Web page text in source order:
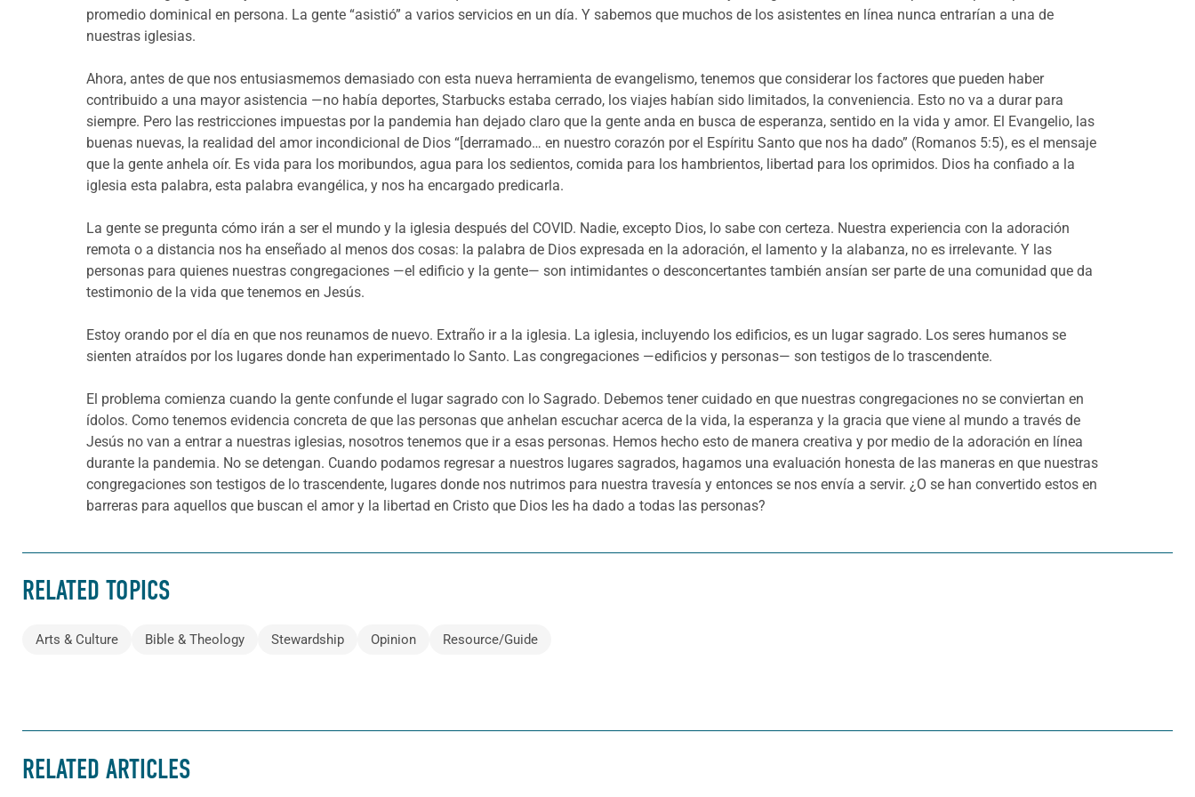
promedio dominical en persona. La gente “asistió” a varios servicios en un día. Y sabemos que muchos de los asistentes en línea nunca entrarían a una de
nuestras iglesias.
Ahora, antes de que nos entusiasmemos demasiado con esta nueva herramienta de evangelismo, tenemos que considerar los factores que pueden haber
contribuido a una mayor asistencia —no había deportes, Starbucks estaba cerrado, los viajes habían sido limitados, la conveniencia. Esto no va a durar para
siempre. Pero las restricciones impuestas por la pandemia han dejado claro que la gente anda en busca de esperanza, sentido en la vida y amor. El Evangelio, las
buenas nuevas, la realidad del amor incondicional de Dios “[derramado… en nuestro corazón por el Espíritu Santo que nos ha dado” (Romanos 5:5), es el mensaje
que la gente anhela oír. Es vida para los moribundos, agua para los sedientos, comida para los hambrientos, libertad para los oprimidos. Dios ha confiado a la
iglesia esta palabra, esta palabra evangélica, y nos ha encargado predicarla.
La gente se pregunta cómo irán a ser el mundo y la iglesia después del COVID. Nadie, excepto Dios, lo sabe con certeza. Nuestra experiencia con la adoración
remota o a distancia nos ha enseñado al menos dos cosas: la palabra de Dios expresada en la adoración, el lamento y la alabanza, no es irrelevante. Y las
personas para quienes nuestras congregaciones —el edificio y la gente— son intimidantes o desconcertantes también ansían ser parte de una comunidad que da
testimonio de la vida que tenemos en Jesús.
Estoy orando por el día en que nos reunamos de nuevo. Extraño ir a la iglesia. La iglesia, incluyendo los edificios, es un lugar sagrado. Los seres humanos se
sienten atraídos por los lugares donde han experimentado lo Santo. Las congregaciones —edificios y personas— son testigos de lo trascendente.
El problema comienza cuando la gente confunde el lugar sagrado con lo Sagrado. Debemos tener cuidado en que nuestras congregaciones no se conviertan en
ídolos. Como tenemos evidencia concreta de que las personas que anhelan escuchar acerca de la vida, la esperanza y la gracia que viene al mundo a través de
Jesús no van a entrar a nuestras iglesias, nosotros tenemos que ir a esas personas. Hemos hecho esto de manera creativa y por medio de la adoración en línea
durante la pandemia. No se detengan. Cuando podamos regresar a nuestros lugares sagrados, hagamos una evaluación honesta de las maneras en que nuestras
congregaciones son testigos de lo trascendente, lugares donde nos nutrimos para nuestra travesía y entonces se nos envía a servir. ¿O se han convertido estos en
barreras para aquellos que buscan el amor y la libertad en Cristo que Dios les ha dado a todas las personas?
RELATED TOPICS
Arts & Culture Bible & Theology Stewardship Opinion Resource/Guide
RELATED ARTICLES